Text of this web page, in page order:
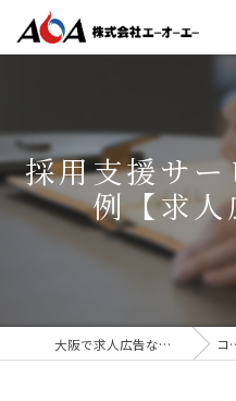
採用支援サ
例【求
大阪で求人広告なら株式会社AOA コラム